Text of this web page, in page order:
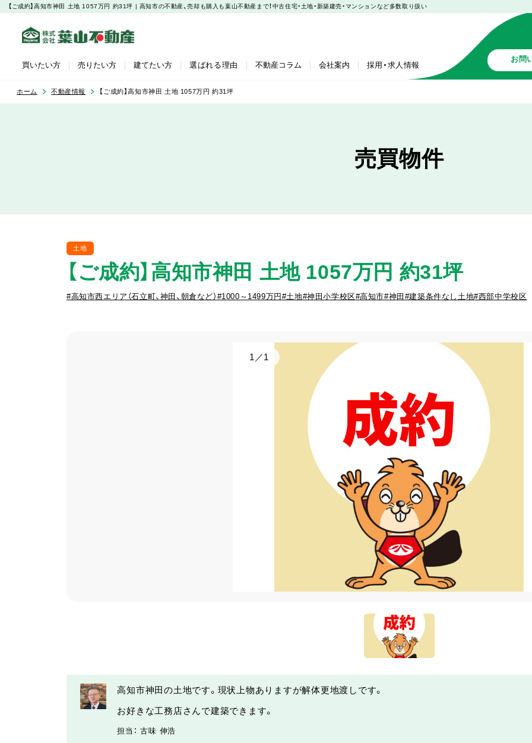
【ご成約】高知市神田 土地 1057万円 約31坪 | 高知市の不動産、売却も購入も葉山不動産まで！中古住宅・土地・新築建売・マンションなど多数取り扱い
買いたい方 売りたい方 建てたい方 選ばれる理由 不動産コラム 会社案内 採用・求人情報
お問
ホーム 不動産情報 【ご成約】高知市神田 土地 1057万円 約31坪
売買物件
土地
【ご成約】高知市神田 土地 1057万円 約31坪
#高知市西エリア（石立町、神田、朝倉など） #1000～1499万円 #土地#神田小学校区#高知市#神田 #建築条件なし土地#西部中学校区
1 ／1
高知市神田の土地です。現状上物ありますが解体更地渡しです。
お好きな工務店さんで建築できます。
担当： 古味 伸浩